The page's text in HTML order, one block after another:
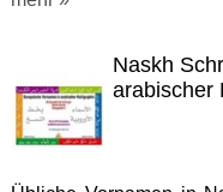
Naskh
arabischer